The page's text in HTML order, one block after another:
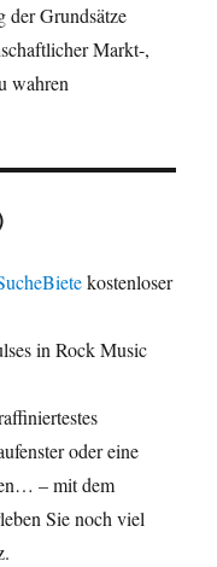
der Grundsätze
Markt-,
wahren
kostenloser
in Rock Music
oder eine
– mit dem
Sie noch viel